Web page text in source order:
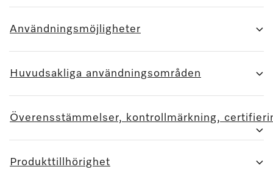
Användningsmöjligheter
Huvudsakliga användningsområden
Överensstämmelser, kontrollmärkning,
Produkttillhörighet